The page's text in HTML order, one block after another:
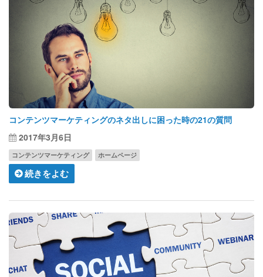
コンテンツマーケティングのネタ出しに困った時の21の質問
2017年3月6日
コンテンツマーケティング ホームページ
続きをよむ